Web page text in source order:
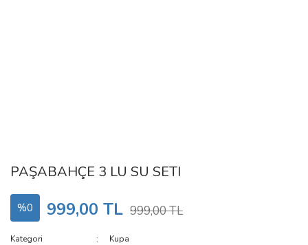
PAŞABAHÇE 3 LU SU SETI
%0 999,00 TL 999,00 TL
Kategori
Kupa